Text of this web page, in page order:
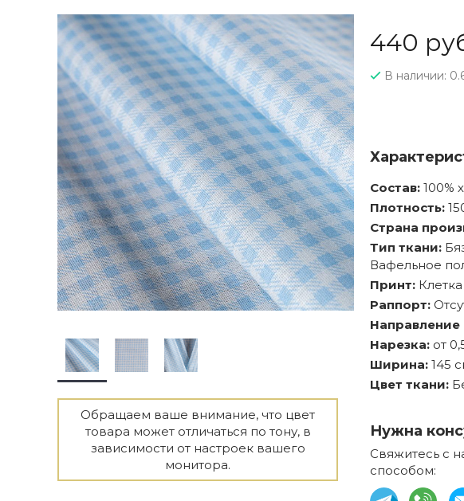
Обращаем ваше внимание, что цвет
товара может отличаться по тону, в
зависимости от настроек вашего
монитора.
440
В наличии:
Состав: 100%
Плотность:
Страна
Тип ткани:
Вафельное
Принт: Клетка
Раппорт:
Направление
Нарезка: от
Ширина: 145
Цвет ткани:
Нужна
Свяжитесь с
способом: